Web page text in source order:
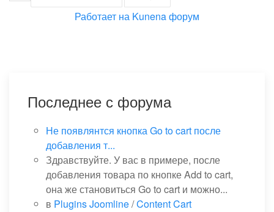
Работает на Kunena форум
Последнее с форума
Не появлянтся кнопка Go to cart после
добавления т...
Здравствуйте. У вас в примере, после
добавления товара по кнопке Add to cart,
она же становиться Go to cart и можно...
в Plugins Joomline/Content Cart